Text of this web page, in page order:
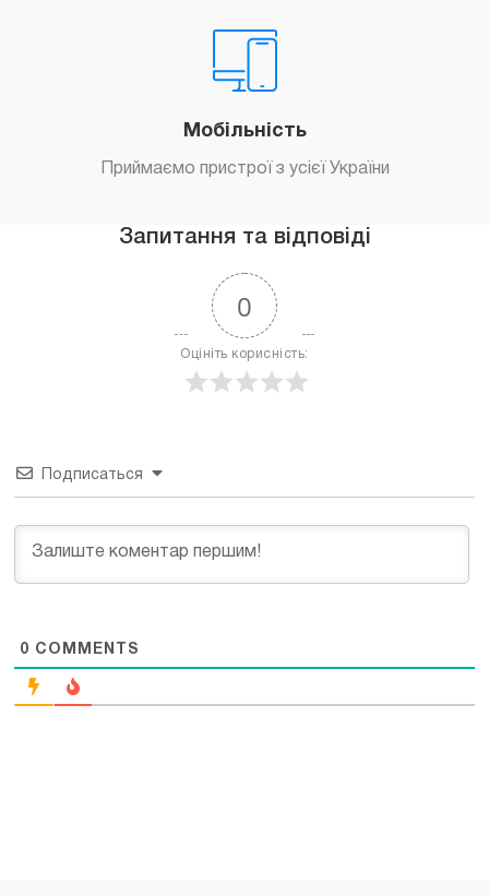
Мобільність
Приймаємо пристрої з усієї України
Запитання та відповіді
0
Оцініть корисність:
Подписаться
0 COMMENTS